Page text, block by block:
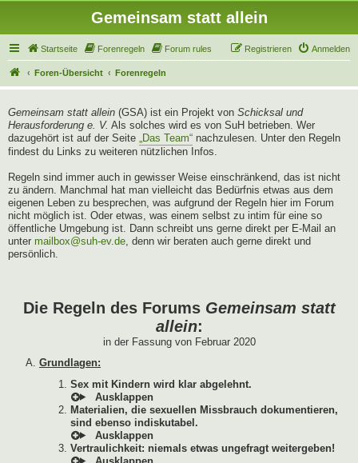
Gemeinsam statt allein
Startseite Forenregeln Forum rules Anmelden
Registrieren
Foren-Übersicht Forenregeln
Gemeinsam statt allein (GSA) ist ein Projekt von Schicksal und
Herausforderung e. V. Als solches wird es von SuH betrieben. Wer
dazugehört ist auf der Seite „Das Team“ nachzulesen. Unter den Regeln
findest du Links zu weiteren nützlichen Infos.
Regeln sind immer auch in gewisser Weise einschränkend, das ist nicht
zu ändern. Manchmal hat man vielleicht das Bedürfnis etwas aus dem
eigenen Leben zu besprechen, was aufgrund der Regeln hier im Forum
nicht möglich ist. Oder etwas, was einem selbst zu intim für eine so
öffentliche Umgebung ist. Dann schreibt uns gerne direkt per E-Mail an
unter mailbox@suh-ev.de, denn wir beraten auch gerne direkt und
persönlich.
Die Regeln des Forums Gemeinsam statt
allein:
in der Fassung von Februar 2020
Grundlagen:
Sex mit Kindern wird klar abgelehnt.
Materialien, die sexuellen Missbrauch dokumentieren,
sind ebenso indiskutabel.
Vertraulichkeit: niemals etwas ungefragt weitergeben!